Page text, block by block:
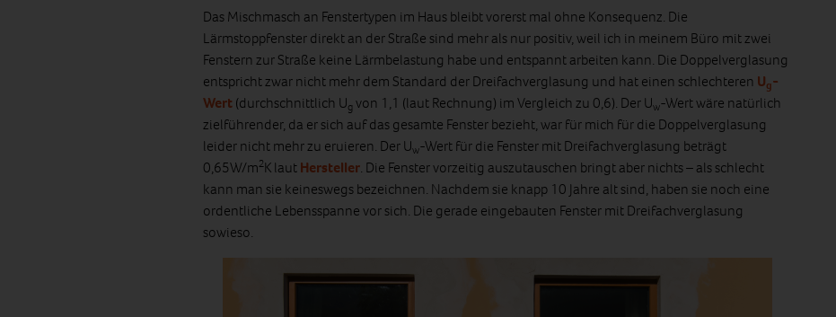
Das Mischmasch an Fenstertypen im Haus bleibt vorerst mal ohne Konsequenz. Die
Lärmstoppfenster direkt an der Straße sind mehr als nur positiv, weil ich in meinem Büro mit zwei
Fenstern zur Straße keine Lärmbelastung habe und entspannt arbeiten kann. Die Doppelverglasung
entspricht zwar nicht mehr dem Standard der Dreifachverglasung und hat einen schlechteren Ug-
Wert(durchschnittlich Ug von 1,1 (laut Rechnung) im Vergleich zu 0,6). Der Uw-Wert wäre natürlich
zielführender, da er sich auf das gesamte Fenster bezieht, war für mich für die Doppelverglasung
leider nicht mehr zu eruieren. Der Uw-Wert für die Fenster mit Dreifachverglasung beträgt
0,65W/m2K lautHersteller. Die Fenster vorzeitig auszutauschen bringt aber nichts – als schlecht
kann man sie keineswegs bezeichnen. Nachdem sie knapp 10 Jahre alt sind, haben sie noch eine
ordentliche Lebensspanne vor sich. Die gerade eingebauten Fenster mit Dreifachverglasung
sowieso.